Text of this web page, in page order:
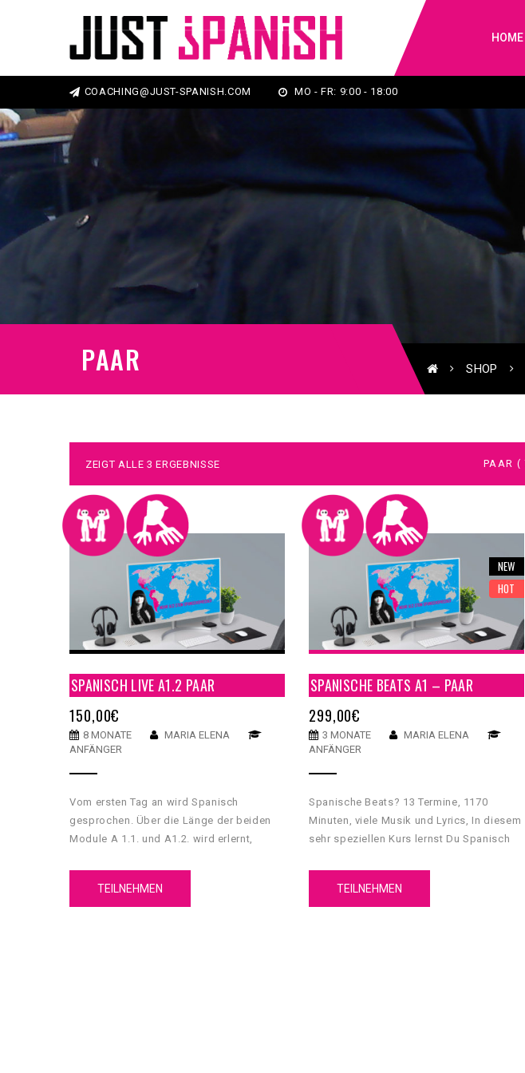
HOME
COACHING@JUST-SPANISH.COM MO - FR: 9:00 - 18:00
PAAR SHOP
ZEIGT ALLE 3 ERGEBNISSE
SPANISCH LIVE A1.2 PAAR
150,00€
8 MONATE
MARIA ELENA
ANFÄNGER
Vom ersten Tag an wird Spanisch
gesprochen. Über die Länge der beiden
Module A 1.1. und A1.2. wird erlernt,
unmittelbarer Bedürfnisse zu verstehen
TEILNEHMEN
NEW
HOT
SPANISCHE BEATS A1 – PAAR
299,00€
3 MONATE
MARIA ELENA
ANFÄNGER
Spanische Beats? 13 Termine, 1170
Minuten, viele Musik und Lyrics, In diesem
sehr speziellen Kurs lernst Du Spanisch
“Spanisch BEATS” auch nur als
TEILNEHMEN